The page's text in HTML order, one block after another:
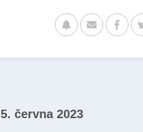
5. června 2023